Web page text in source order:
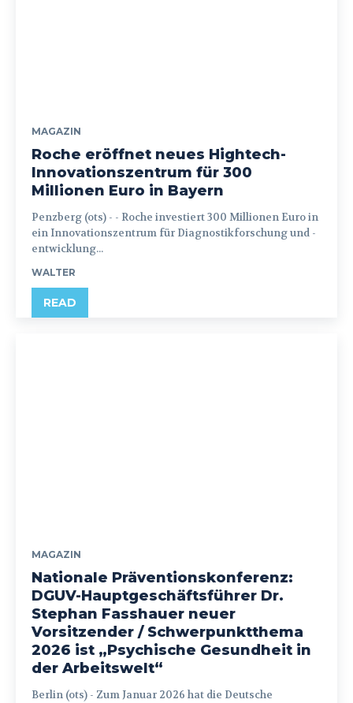
MAGAZIN
Roche eröffnet neues Hightech-
Innovationszentrum für 300
Millionen Euro in Bayern
Penzberg (ots) - - Roche investiert 300 Millionen Euro in
ein Innovationszentrum für Diagnostikforschung und -
entwicklung...
WALTER
READ
MAGAZIN
Nationale Präventionskonferenz:
DGUV-Hauptgeschäftsführer Dr.
Stephan Fasshauer neuer
Vorsitzender / Schwerpunktthema
2026 ist „Psychische Gesundheit in
der Arbeitswelt“
Berlin (ots) - Zum Januar 2026 hat die Deutsche